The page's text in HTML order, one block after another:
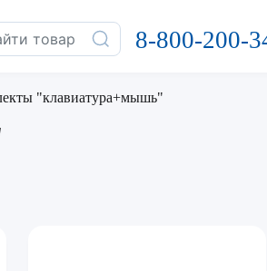
8-800-200-
"клавиатура+мышь"